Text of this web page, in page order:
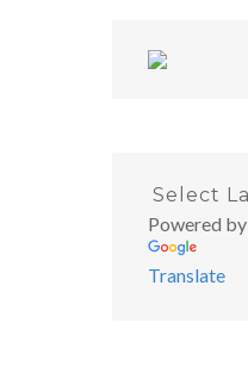
Powered by
Translate